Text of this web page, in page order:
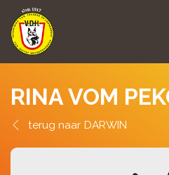
RINA VOM
DARWIN